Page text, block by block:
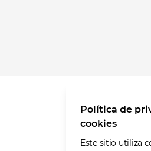
Política de
cookies
Este sitio utiliza